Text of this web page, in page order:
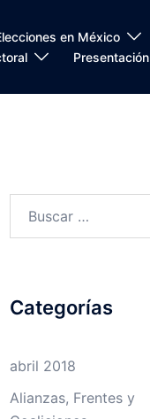
en México
Presentación
Categorías
abril 2018
Alianzas, Frentes y